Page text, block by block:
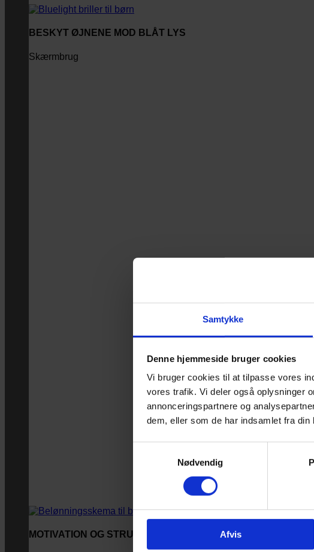
Samtykke
Denne hjemmeside bruger cookies
Vi bruger cookies til at tilpasse vores
vores trafik. Vi deler også oplysninger
annonceringspartnere og
dem, eller som de har indsamlet fra din
Nødvendig
Afvis
BESKYT ØJNENE MOD BLÅT LYS
Skærmbrug
MOTIVATION OG STRUKTUR